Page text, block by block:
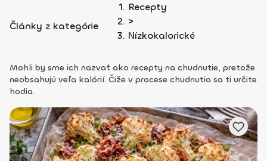
Články z kategórie
Recepty
>
Nízkokalorické
Mohli by sme ich nazvať ako recepty na chudnutie, pretože
neobsahujú veľa kalórií. Čiže v procese chudnutia sa ti určite
hodia.